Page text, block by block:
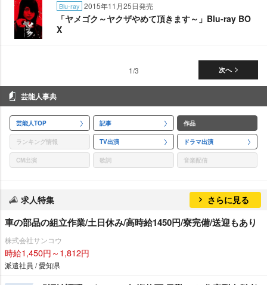
Blu-ray 2015年11月25日発売
「ヤメゴク～ヤクザやめて頂きます～」Blu-ray BO
X
次へ
1/3
芸能人事典
芸能人TOP 記事 作品
ランキング情報 TV出演 ドラマ出演
CM出演 歌詞 音楽配信
求人特集 さらに見る
車の部品の組立作業/土日休み/高時給1450円/寮完備/送迎もあり
株式会社サンコウ
時給1,450円～1,812円
派遣社員 / 愛知県